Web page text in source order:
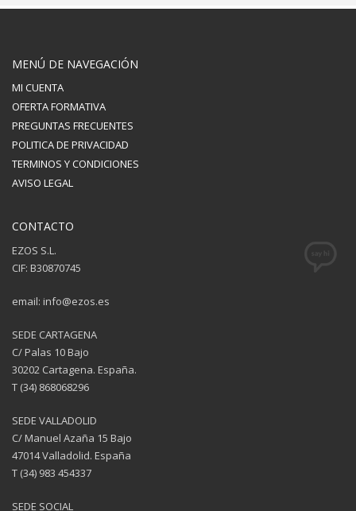
MENÚ DE NAVEGACIÓN
MI CUENTA
OFERTA FORMATIVA
PREGUNTAS FRECUENTES
POLITICA DE PRIVACIDAD
TERMINOS Y CONDICIONES
AVISO LEGAL
CONTACTO
EZOS S.L.
CIF: B30870745
email: info@ezos.es
SEDE CARTAGENA
C/ Palas 10 Bajo
30202 Cartagena. España.
T (34) 868068296
SEDE VALLADOLID
C/ Manuel Azaña 15 Bajo
47014 Valladolid. España
T (34) 983 454337
SEDE SOCIAL